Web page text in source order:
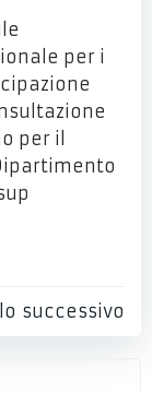
per i
per il
successivo